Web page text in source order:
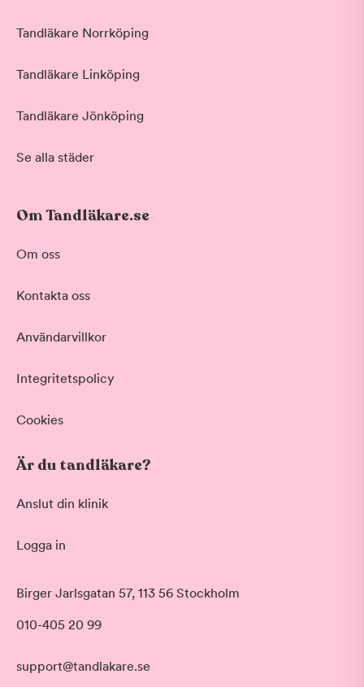
Akut tandvård
Basundersökning
Hygienistbehandling
Professionell rengöring och puts
Morgon
Klockan 09:00 - 12:00
Tandläkare Norrköping
Tandläkare Linköping
Tandläkare Jönköping
Se alla städer
Om Tandläkare.se
Om oss
Kontakta oss
Användarvillkor
Integritetspolicy
Cookies
Är du tandläkare?
Anslut din klinik
Logga in
Birger Jarlsgatan 57, 113 56 Stockholm
010-405 20 99
support@tandlakare.se